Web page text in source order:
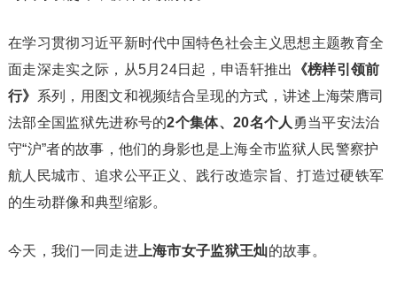
在学习贯彻习近平新时代中国特色社会主义思想主题教育全
面走深走实之际，从5月24日起，申语轩推出
《榜样引领前
行》 系列，用图文和视频结合呈现的方式，讲述上海荣膺司
法部全国监狱先进称号的2个集体、20名个人 勇当平安法治
守“沪”者的故事，他们的身影也是上海全市监狱人民警察护
航人民城市、追求公平正义、践行改造宗旨、打造过硬铁军
的生动群像和典型缩影。
今天，我们一同走进上海市女子监狱王灿的故事。